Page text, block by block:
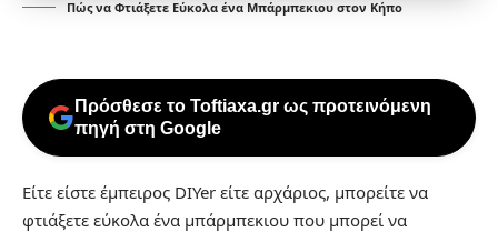
Πώς να Φτιάξετε Εύκολα ένα Μπάρμπεκιου στον Κήπο
Πρόσθεσε το Toftiaxa.gr ως προτεινόμενη
πηγή στη Google
Είτε είστε έμπειρος DIYer είτε αρχάριος, μπορείτε να
φτιάξετε εύκολα ένα μπάρμπεκιου που μπορεί να